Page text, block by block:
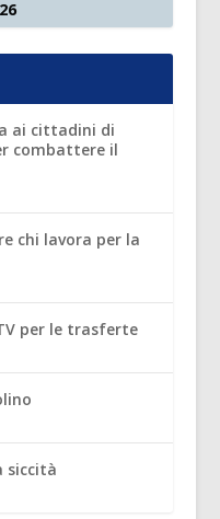
ai cittadini di
combattere il
chi lavora per la
per le trasferte
siccità